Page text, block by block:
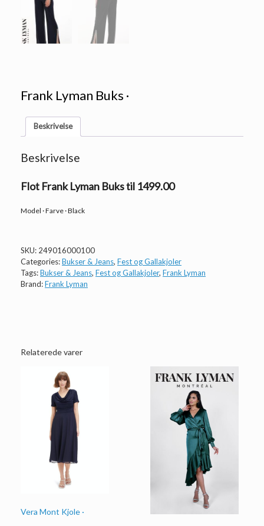
Frank Lyman Buks ·
Beskrivelse
Beskrivelse
Flot Frank Lyman Buks til 1499.00
Model · Farve · Black
SKU: 249016000100
Categories:Bukser & Jeans, Fest og Gallakjoler
Tags:Bukser & Jeans, Fest og Gallakjoler, Frank Lyman
Brand:Frank Lyman
Relaterede varer
Vera Mont Kjole ·